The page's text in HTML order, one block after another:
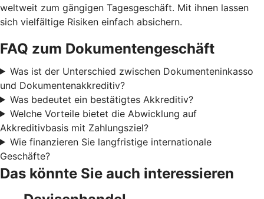
weltweit zum gängigen Tagesgeschäft. Mit ihnen lassen
sich vielfältige Risiken einfach absichern.
FAQ zum Dokumentengeschäft
Was ist der Unterschied zwischen Dokumenteninkasso
und Dokumentenakkreditiv?
Was bedeutet ein bestätigtes Akkreditiv?
Welche Vorteile bietet die Abwicklung auf
Akkreditivbasis mit Zahlungsziel?
Wie finanzieren Sie langfristige internationale
Geschäfte?
Das könnte Sie auch interessieren